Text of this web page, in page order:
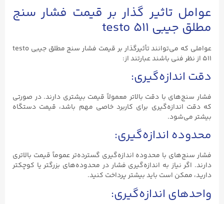
عوامل تاثیر گذار بر قیمت فشار سنج
مطلق جیبی testo ۵۱۱
عواملی که می‌توانند تأثیرگذار بر قیمت فشار سنج مطلق جیبی testo
۵۱۱ از نظر فنی باشند عبارتند از:
دقت اندازه‌گیری:
فشار سنج‌های با دقت بالاتر معمولاً قیمت بیشتری دارند. در صورتی
که دقت اندازه‌گیری برای کاربرد خاصی مهم باشد، قیمت دستگاه
بیشتر می‌شود.
محدوده اندازه‌گیری:
فشار سنج‌های با محدوده اندازه‌گیری گسترده‌تر عموماً قیمت بالاتری
دارند. اگر نیاز به اندازه‌گیری فشار در محدوده‌های بزرگتر یا کوچکتر
دارید، ممکن است باید بیشتر پرداخت کنید.
واحدهای اندازه‌گیری: